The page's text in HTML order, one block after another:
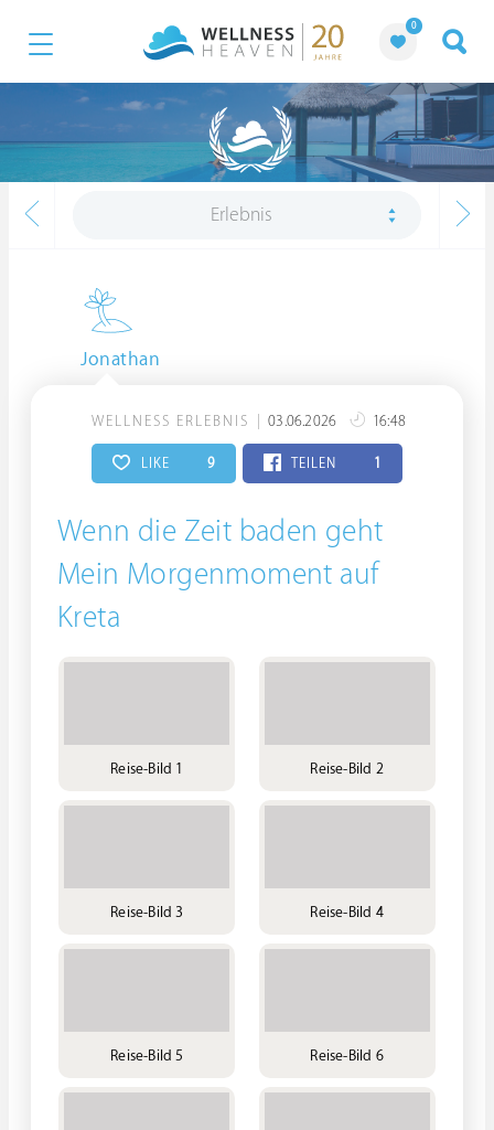
0
Erlebnis
Jonathan
WELLNESS ERLEBNIS 03.06.2026 16:48
LIKE 9 TEILEN 1
Wenn die Zeit baden geht
Mein Morgenmoment auf
Kreta
Reise-Bild 1 Reise-Bild 2
Reise-Bild 3 Reise-Bild 4
Reise-Bild 5 Reise-Bild 6